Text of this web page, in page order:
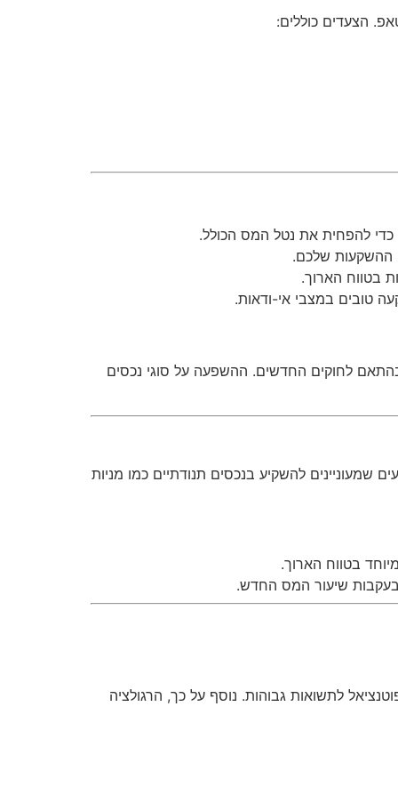
הצעדים כוללים:
כדי להפחית את נטל המס הכולל.
ההשקעות שלכם.
בטווח הארוך.
טובים במצבי אי-ודאות.
התאמות בהתאם לחוקים החדשים. ההשפעה על סוגי נכסים
שמעוניינים להשקיע בנכסים תנודתיים כמו מניות
בטווח הארוך.
בעקבות שיעור המס החדש.
לתשואות גבוהות. נוסף על כך, הרגולציה